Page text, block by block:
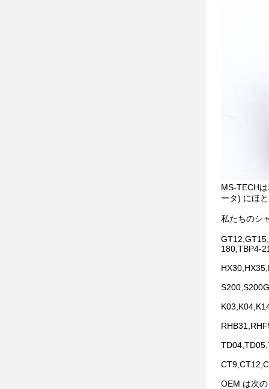
MS-TECH
ータ) にほ
私たちのシ
180,TBP4-
OEM は次